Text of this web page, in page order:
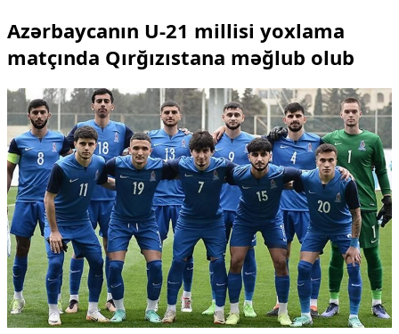
Xarici xəbərlər
Cənubi Qafqaz
Yaxın Şərq
Avropa
Amerika
Asiya
Afrika
Çarpaz baxış
Təhlil
Siyasi
Geosiyasi
İqtisadi
Sosioloji
Azərbaycanın U-21 millisi yoxlama
matçında Qırğızıstana məğlub olub